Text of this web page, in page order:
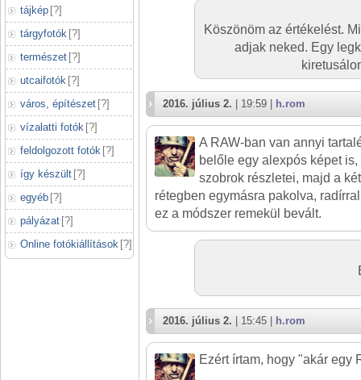
tájkép [?]
tárgyfotók [?]
természet [?]
utcaifotók [?]
város, építészet [?]
vízalatti fotók [?]
feldolgozott fotók [?]
így készült [?]
egyéb [?]
pályázat [?]
Online fotókiállítások [?]
Köszönöm az értékelést.
adjak neked. Egy
2016. július 2. | 19:59 | h.rom
A RAW-ban van annyi
belőle egy alexpós képet
szobrok részletei, majd a
rétegben egymásra pakolva,
ez a módszer remekül bevált.
2016. július 2. | 15:45 | h.rom
Ezért írtam, hogy "akár egy